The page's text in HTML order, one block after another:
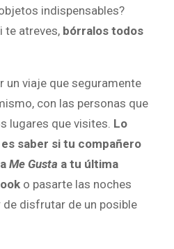
indispensables?
te atreves, bórralos todos
un viaje que seguramente
con las personas que
lugares que visites. Lo
saber si tu compañero
Me Gusta a tu última
o pasarte las noches
de disfrutar de un posible